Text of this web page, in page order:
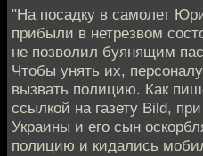
"На посадку в самолет
прибыли в нетрезвом
не позволил буянящим
Чтобы унять их,
вызвать полицию. Как
ссылкой на газету Bild,
Украины и его сын
полицию и кидались